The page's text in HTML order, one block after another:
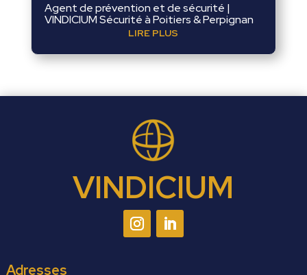
Agent de prévention et de sécurité |
VINDICIUM Sécurité à Poitiers & Perpignan
LIRE PLUS
VINDICIUM
Adresses